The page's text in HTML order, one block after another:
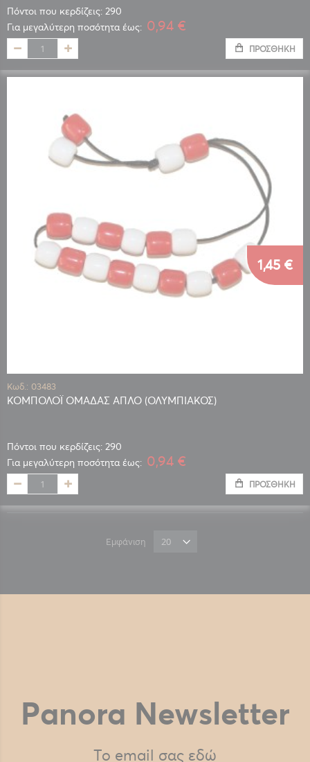
Πόντοι που κερδίζεις: 290
Για μεγαλύτερη ποσότητα έως: 0,94 €
ΠΡΟΣΘΉΚΗ
Κωδ.: 03483
ΚΟΜΠΟΛΟΪ ΟΜΑΔΑΣ ΑΠΛΟ (ΟΛΥΜΠΙΑΚΟΣ)
Πόντοι που κερδίζεις: 290
1,45 €
Για μεγαλύτερη ποσότητα έως: 0,94 €
ΠΡΟΣΘΉΚΗ
Εμφάνιση
Panora Newsletter